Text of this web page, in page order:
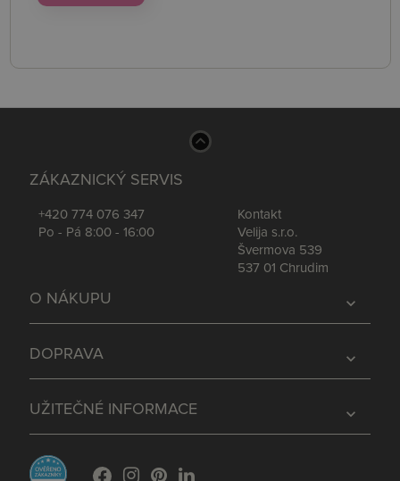
ZÁKAZNICKÝ SERVIS
+420 774 076 347
Po - Pá 8:00 - 16:00
Kontakt
Velija s.r.o.
Švermova 539
537 01 Chrudim
expand_more
O NÁKUPU
expand_more
DOPRAVA
expand_more
UŽITEČNÉ INFORMACE